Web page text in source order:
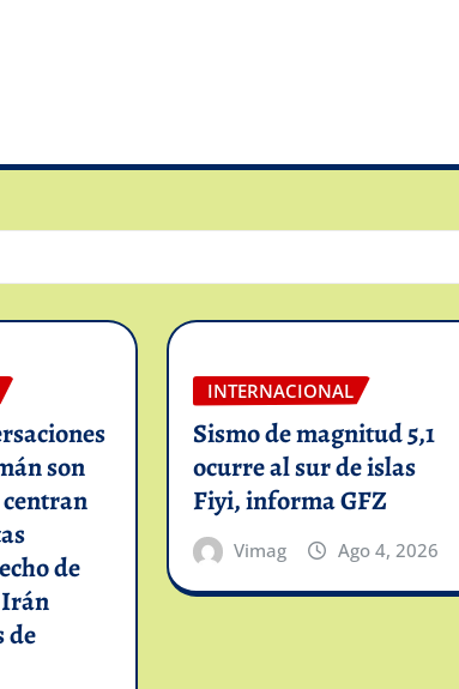
son
centran
de
de
INTERNACIONAL
Sismo de magnitud 5,1
ocurre al sur de islas
Fiyi, informa GFZ
Vimag Ago 4, 2026